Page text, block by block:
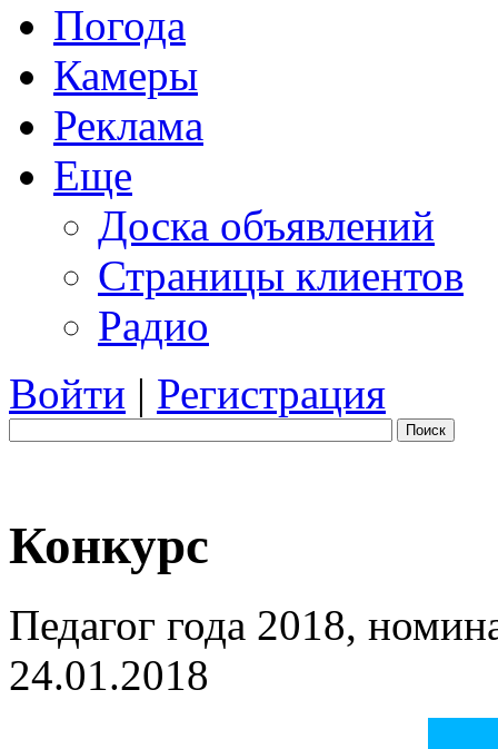
Погода
Камеры
Реклама
Еще
Доска объявлений
Страницы клиентов
Радио
Войти | Регистрация
Поиск
Конкурс
Педагог года 2018,
24.01.2018